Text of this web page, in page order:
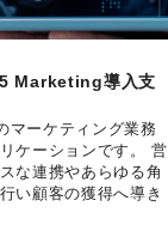
Marketing導入支
マーケティング業務
ケーションです。 営
な連携やあらゆる角
い顧客の獲得へ導き